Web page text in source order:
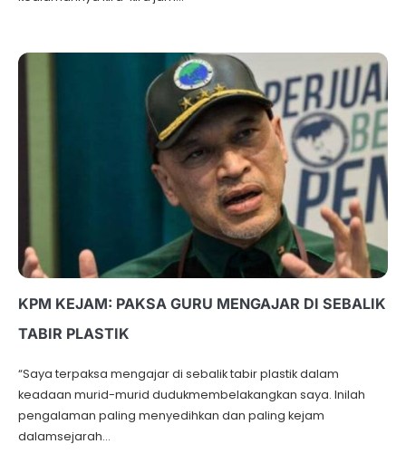
KPM KEJAM: PAKSA GURU MENGAJAR DI SEBALIK
TABIR PLASTIK
“Saya terpaksa mengajar di sebalik tabir plastik dalam
keadaan murid-murid dudukmembelakangkan saya. Inilah
pengalaman paling menyedihkan dan paling kejam
dalamsejarah…